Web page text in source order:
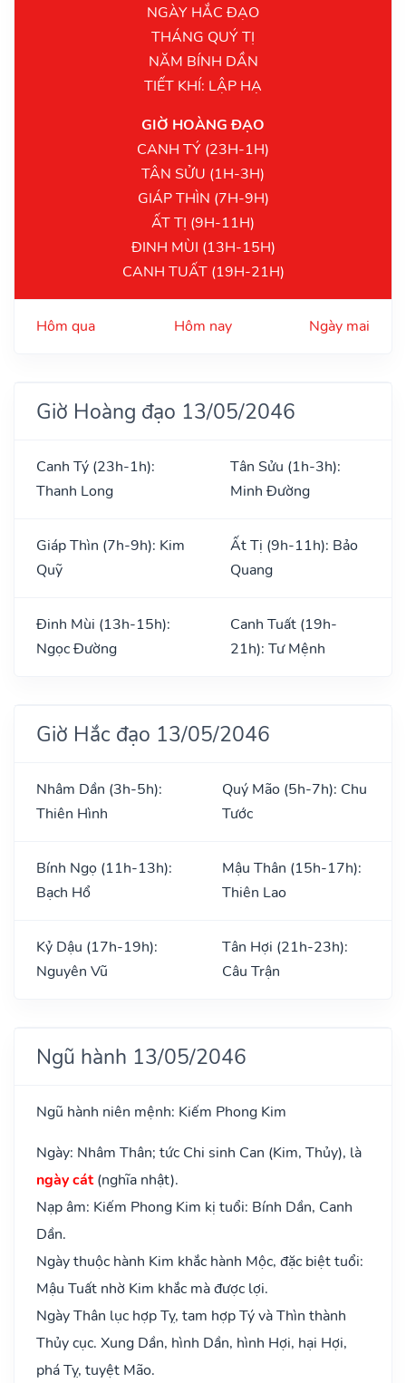
NGÀY HẮC ĐẠO
THÁNG QUÝ TỊ
NĂM BÍNH DẦN
TIẾT KHÍ: LẬP HẠ
GIỜ HOÀNG ĐẠO
CANH TÝ (23H-1H)
TÂN SỬU (1H-3H)
GIÁP THÌN (7H-9H)
ẤT TỊ (9H-11H)
ĐINH MÙI (13H-15H)
CANH TUẤT (19H-21H)
Hôm qua Hôm nay Ngày mai
Giờ Hoàng đạo 13/05/2046
Canh Tý (23h-1h):
Thanh Long
Tân Sửu (1h-3h):
Minh Đường
Giáp Thìn (7h-9h): Kim
Quỹ
Ất Tị (9h-11h): Bảo
Quang
Đinh Mùi (13h-15h):
Ngọc Đường
Canh Tuất (19h-
21h): Tư Mệnh
Giờ Hắc đạo 13/05/2046
Nhâm Dần (3h-5h):
Thiên Hình
Quý Mão (5h-7h): Chu
Tước
Bính Ngọ (11h-13h):
Bạch Hổ
Mậu Thân (15h-17h):
Thiên Lao
Kỷ Dậu (17h-19h):
Nguyên Vũ
Tân Hợi (21h-23h):
Câu Trận
Ngũ hành 13/05/2046
Ngũ hành niên mệnh: Kiếm Phong Kim
Ngày: Nhâm Thân; tức Chi sinh Can (Kim, Thủy), là
ngày cát(nghĩa nhật).
Nạp âm: Kiếm Phong Kim kị tuổi: Bính Dần, Canh
Dần.
Ngày thuộc hành Kim khắc hành Mộc, đặc biệt tuổi:
Mậu Tuất nhờ Kim khắc mà được lợi.
Ngày Thân lục hợp Tỵ, tam hợp Tý và Thìn thành
Thủy cục. Xung Dần, hình Dần, hình Hợi, hại Hợi,
phá Tỵ, tuyệt Mão.